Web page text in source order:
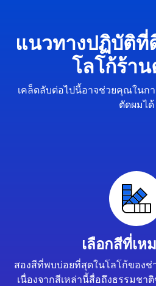
แนวทางปฏิบัติ
โลโก้ร้า
เคล็ดลับต่อไปนี้อาจช่วยคุณในก
ตัดผมได้
เลือกสีที่เห
สองสีที่พบบ่อยที่สุดในโลโก้ของช่
เนื่องจากสีเหล่านี้สื่อถึงธรรมชา